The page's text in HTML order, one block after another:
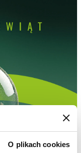
O plikach cookies